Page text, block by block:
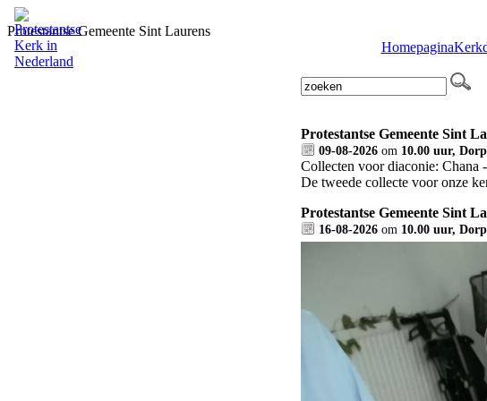
Protestantse Gemeente Sint Laurens
Homepagina
Protestantse Gemeente Sint
09-08-2026 om 10.00 uur,
Collecten voor diaconie: Chana
De tweede collecte voor onze
Protestantse Gemeente Sint
16-08-2026 om 10.00 uur,